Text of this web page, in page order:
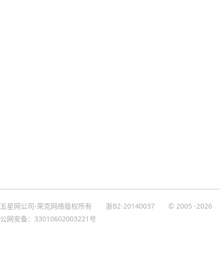
五星网公司-荣克网络版权所有 浙B2-20140037 © 2005 -2026
公网安备：33010602003221号